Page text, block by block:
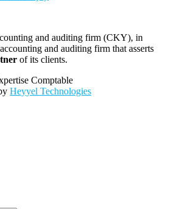
and auditing firm (CKY), in
and auditing firm that asserts
of its clients.
Comptable
Heyyel Technologies